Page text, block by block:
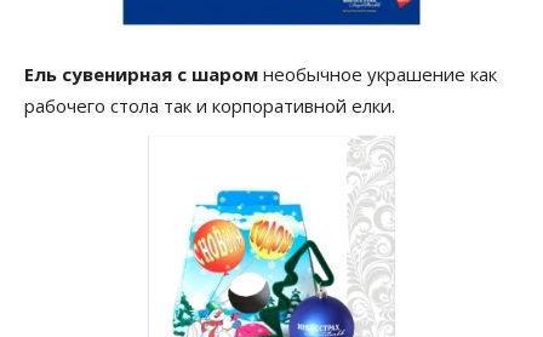
Ель сувенирная с шаром необычное украшение как
рабочего стола так и корпоративной елки.